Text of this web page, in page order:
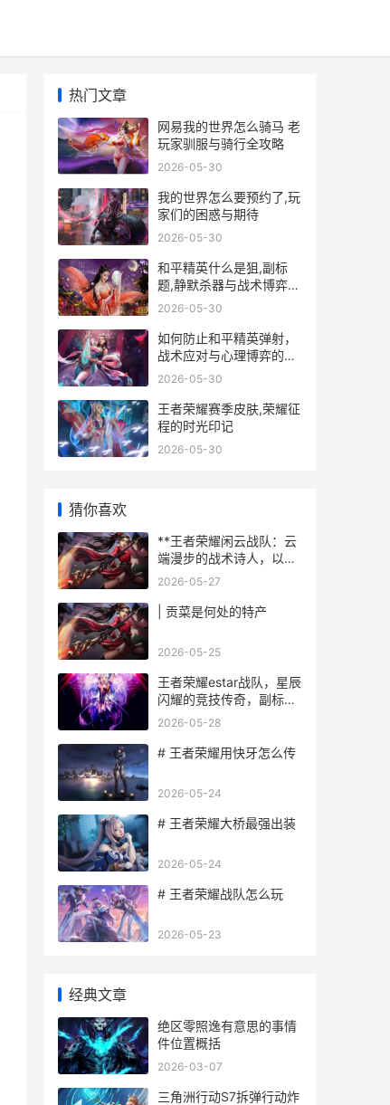
热门文章
网易我的世界怎么骑马 老
玩家驯服与骑行全攻略
2026-05-30
我的世界怎么要预约了,玩
家们的困惑与期待
2026-05-30
和平精英什么是狙,副标
题,静默杀器与战术博弈的
艺术
2026-05-30
如何防止和平精英弹射，
战术应对与心理博弈的全
面指南，副标题，提升战
2026-05-30
王者荣耀赛季皮肤,荣耀征
程的时光印记
2026-05-30
猜你喜欢
**王者荣耀闲云战队：云
端漫步的战术诗人，以静
制动的心灵博弈者**
2026-05-27
| 贡菜是何处的特产
2026-05-25
王者荣耀estar战队，星辰
闪耀的竞技传奇，副标
题，五人一心铸就银龙杯
2026-05-28
# 王者荣耀用快牙怎么传
2026-05-24
# 王者荣耀大桥最强出装
2026-05-24
# 王者荣耀战队怎么玩
2026-05-23
经典文章
绝区零照逸有意思的事情
件位置概括
2026-03-07
三角洲行动S7拆弹行动炸